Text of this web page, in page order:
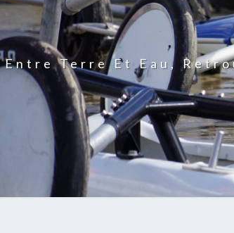
Entre Terre Et Eau,